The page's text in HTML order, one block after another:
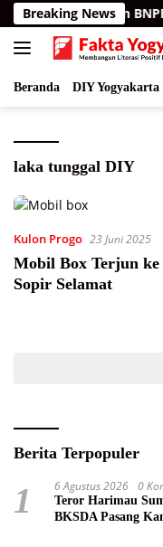
Langsung
ke
konten
Breaking News
Keuangan BNPB
Beranda DIY Yogyakarta
laka tunggal DIY
Kulon Progo 23 Juni 2025
Mobil Box Terjun ke
Sopir Selamat
Berita Terpopuler
1 6 Agustus 2026 0
Teror Harimau
BKSDA Pasang